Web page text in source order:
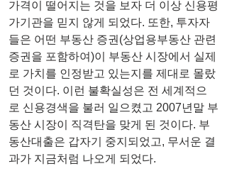
가격이 떨어지는 것을 보자 더 이상 신용평
가기관을 믿지 않게 되었다. 또한, 투자자
들은 어떤 부동산 증권(상업용부동산 관련
증권을 포함하여)이 부동산 시장에서 실제
로 가치를 인정받고 있는지를 제대로 몰랐
던 것이다. 이런 불확실성은 전 세계적으
로 신용경색을 불러 일으켰고 2007년말 부
동산 시장이 직격탄을 맞게 된 것이다. 부
동산대출은 갑자기 중지되었고, 무서운 결
과가 지금처럼 나오게 되었다.